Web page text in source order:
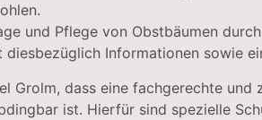
und Pflege von Obstbäumen
diesbezüglich Informationen sowie
Grolm, dass eine fachgerechte
ist. Hierfür sind spezielle